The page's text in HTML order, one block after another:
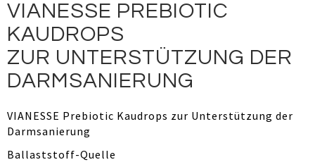
VIANESSE PREBIOTIC
KAUDROPS
ZUR UNTERSTÜTZUNG DER
DARMSANIERUNG
VIANESSE Prebiotic Kaudrops zur Unterstützung der
Darmsanierung
Ballaststoff-Quelle